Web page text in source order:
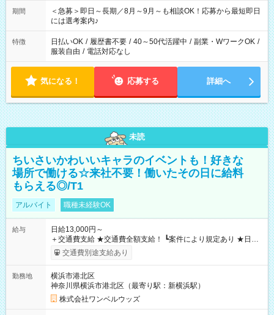
スタッフ スイーツ販売/ホテルフロント/化粧品販売/など 様々な
業界から入社して活躍されています♪
期間
＜急募＞即日～長期／8月～9月～も相談OK！応募から最短即日
には選考案内♪
特徴 日払いOK / 履歴書不要 / 40～50代活躍中 / 副業・WワークOK /
服装自由 / 電話対応なし
気になる！ 応募する 詳細へ
未読
ちいさいかわいいキャラのイベントも！好きな
場所で働ける☆来社不要！働いたその日に給料
もらえる◎/T1
アルバイト 職種未経験OK
給与
日給13,000円～
＋交通費支給 ★交通費全額支給！ ┗案件により規定あり ★日払
いOK！（規定あり） ┗働いたその日に現金GET♪ お仕事後はコ
ンビニATMから 日払い分を引き落とせます！ 【試用期間】試
交通費別途支給あり
勤務地
横浜市港北区
神奈川県横浜市港北区（最寄り駅：新横浜駅）
株式会社ワンベルウッズ